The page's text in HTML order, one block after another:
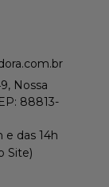
Nossa
88813-
e das 14h
Site)